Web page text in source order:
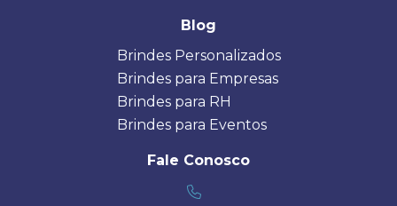
Blog
Brindes Personalizados
Brindes para Empresas
Brindes para RH
Brindes para Eventos
Fale Conosco